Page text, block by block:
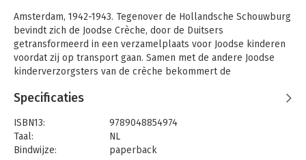
Amsterdam, 1942-1943. Tegenover de Hollandsche Schouwburg
bevindt zich de Joodse Crèche, door de Duitsers
getransformeerd in een verzamelplaats voor Joodse kinderen
voordat zij op transport gaan. Samen met de andere Joodse
kinderverzorgsters van de crèche bekommert de
terwijl het leven voor Joden buiten de crèche steeds
leiding van Henriëtte Pimentel, de directrice van de crèche,
ruim zeshonderd kinderen van deportatie te redden, ongeacht
de risico's die dat met zich meebrengt.
Specificaties
ISBN13:
9789048854974
Taal:
NL
Bindwijze:
paperback